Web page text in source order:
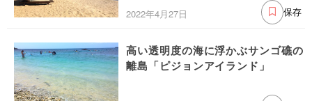
2022年4月27日 保存
高い透明度の海に浮かぶサンゴ礁の
離島「ピジョンアイランド」